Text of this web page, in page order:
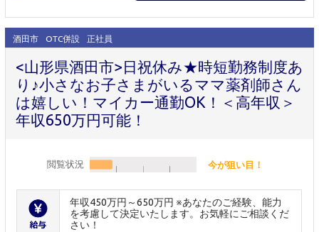
酒田市 OTC併設 正社員
<山形県酒田市>日祝休み★時短勤務制度あ
り♪小さなお子さまがいるママ薬剤師さん
は嬉しい！マイカー通勤OK！＜高年収＞
年収650万円可能！
閲覧状況 今が狙い目！
年収450万円～650万円 ※あなたのご経験、能力
を考慮して決定いたします。お気軽にご相談くだ
さい！